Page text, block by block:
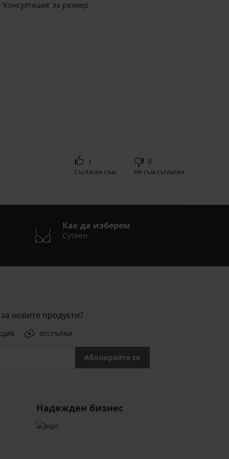
'Консултация' за размер
1
Съгласен съм
0
Не съм съгласен
Как да изберем
Сутиен
новите продукти?
отстъпки
Абонирайте се
Надежден бизнес